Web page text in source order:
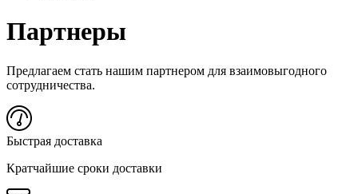
Партнеры
Предлагаем стать нашим партнером для взаимовыгодного
сотрудничества.
Быстрая доставка
Кратчайшие сроки доставки